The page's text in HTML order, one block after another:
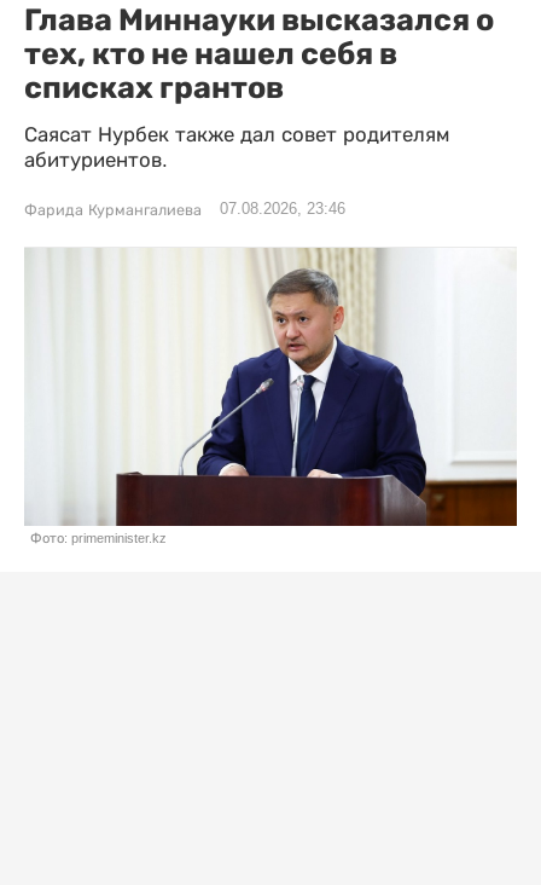
Глава Миннауки высказался о
тех, кто не нашел себя в
списках грантов
Саясат Нурбек также дал совет родителям
абитуриентов.
Фарида Курмангалиева 07.08.2026, 23:46
Фото: primeminister.kz